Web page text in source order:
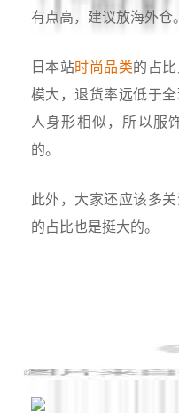
有点高，建议放海外仓
日本站时尚品类的占
模大，退货率远低于
人身形相似，所以服
的。
此外，大家还应该多
的占比也是挺大的。